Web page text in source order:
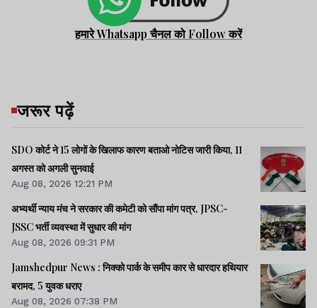
हमारे Whatsapp चैनल को Follow करें
जरूर पढ़ें
SDO कोर्ट ने 15 लोगों के खिलाफ कारण बताओ नोटिस जारी किया, 11
अगस्त को अगली सुनवाई
Aug 08, 2026 12:21 PM
अभ्यर्थी न्याय मंच ने सरकार की कमेटी को सौंपा मांग पत्र, JPSC-
JSSC भर्ती व्यवस्था में सुधार की मांग
Aug 08, 2026 09:31 PM
Jamshedpur News : निक्को पार्क के समीप कार से धारदार हथियार
बरामद, 5 युवक धराए
Aug 08, 2026 07:38 PM